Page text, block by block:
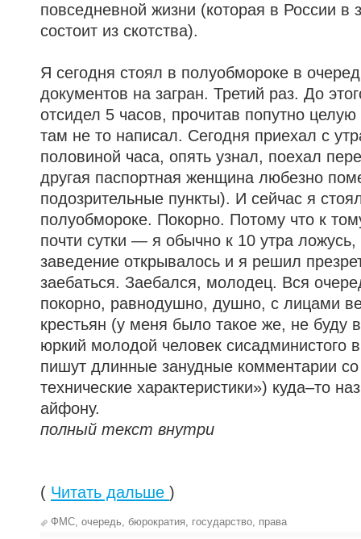
повседневной жизни (которая в России в
состоит из скотства).
Я сегодня стоял в полуобмороке в
документов на загран. Третий раз. До
отсидел 5 часов, прочитав попутно целую
там не то написал. Сегодня приехал с
половиной часа, опять узнал, поехал
другая паспортная женщина любезно
подозрительные пункты). И сейчас я
полуобмороке. Покорно. Потому что к
почти сутки — я обычно к 10 утра ложусь,
заведение открывалось и я решил
заебаться. Заебался, молодец. Вся
покорно, равнодушно, душно, с лицами
крестьян (у меня было такое же, не буду
юркий молодой человек сисадминистого
пишут длинные занудные комментарии со
технические характеристики») куда–то
айфону.
полный текст внутри
( Читать дальше )
ФМС, очередь, бюрократия, государство, права